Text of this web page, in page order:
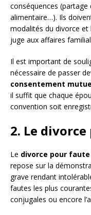
conséquences
alimentaire…). Ils
modalités du divorce et
juge aux affaires
Il est important de
nécessaire de passer
consentement
il suffit que chaque
convention soit
2. Le
Le divorce pour faute
repose sur la
grave rendant
fautes les plus
conjugales ou encore